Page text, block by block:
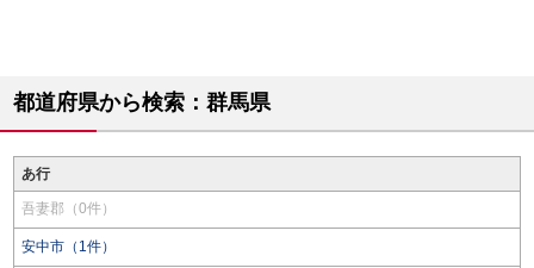
都道府県から検索：群馬県
あ行
吾妻郡（0件）
安中市（1件）